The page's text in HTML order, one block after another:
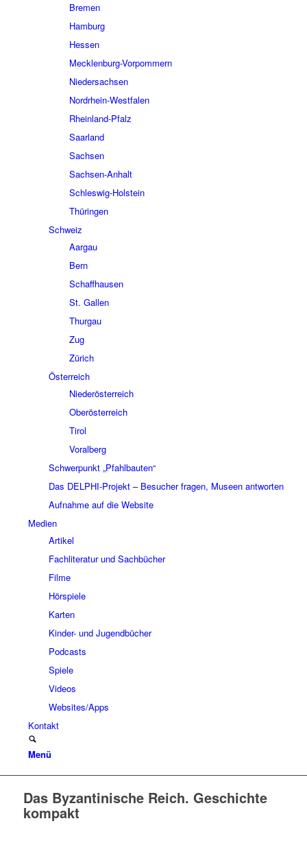
Bremen
Hamburg
Hessen
Mecklenburg-Vorpommern
Niedersachsen
Nordrhein-Westfalen
Rheinland-Pfalz
Saarland
Sachsen
Sachsen-Anhalt
Schleswig-Holstein
Thüringen
Schweiz
Aargau
Bern
Schaffhausen
St. Gallen
Thurgau
Zug
Zürich
Österreich
Niederösterreich
Oberösterreich
Tirol
Voralberg
Schwerpunkt „Pfahlbauten“
Das DELPHI-Projekt – Besucher fragen, Museen antworten
Aufnahme auf die Website
Medien
Artikel
Fachliteratur und Sachbücher
Filme
Hörspiele
Karten
Kinder- und Jugendbücher
Podcasts
Spiele
Videos
Websites/Apps
Kontakt
Menü
Das Byzantinische Reich. Geschichte
kompakt